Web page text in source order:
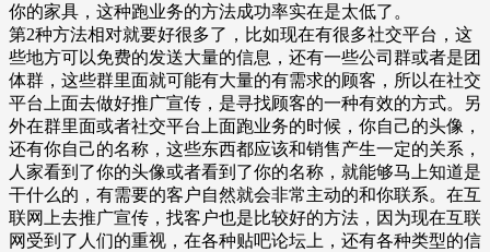
你的家具，这种跑业务的方法成功率实在是太低了。
第2种方法相对就要好很多了，比如现在有很多社交平台，这
些地方可以免费的发送大量的信息，还有一些公司群或者是团
体群，这些群里面就可能有大量的有需求的顾客，所以在社交
平台上面去做好推广宣传，是寻找顾客的一种有效的方式。另
外在群里面或者社交平台上面跑业务的时候，你自己的头像，
还有你自己的名称，这些东西都应该和销售产生一定的关系，
人家看到了你的头像或者看到了你的名称，就能够马上知道是
干什么的，有需要的客户自然就会非常主动的和你联系。在互
联网上去推广宣传，找客户也是比较好的方法，因为现在互联
网受到了人们的重视，在各种贴吧论坛上，还有各种类型的信